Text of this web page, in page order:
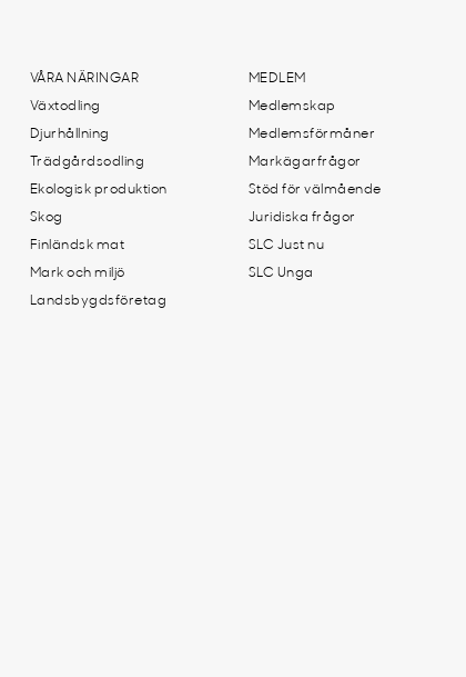
VÅRA NÄRINGAR
Växtodling
Djurhållning
Trädgårdsodling
Ekologisk produktion
Skog
Finländsk mat
Mark och miljö
Landsbygdsföretag
MEDLEM
Medlemskap
Medlemsförmåner
Markägarfrågor
Stöd för välmående
Juridiska frågor
SLC Just nu
SLC Unga